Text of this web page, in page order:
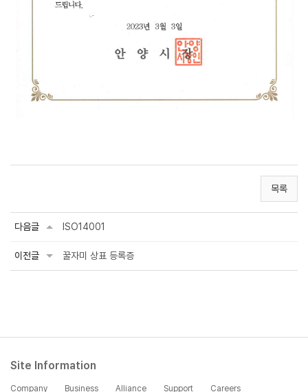
목록
다음글 ISO14001
이전글 꿀자미 상표 등록증
Site Information
Company Business Alliance Support Careers